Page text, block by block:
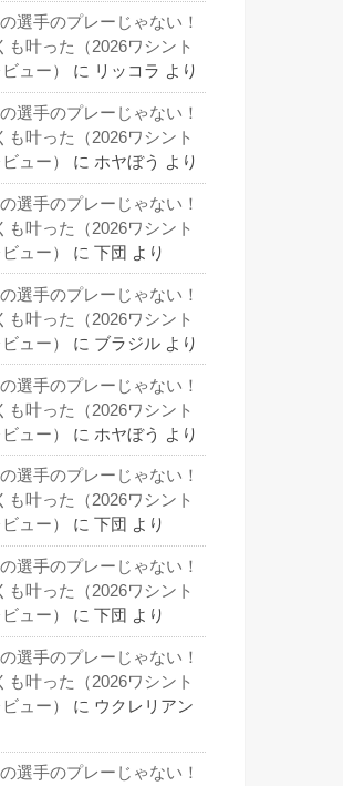
選手のプレーじゃない！
叶った（2026ワシント
ュー）
に リッコラ より
選手のプレーじゃない！
叶った（2026ワシント
ュー）
に ホヤぼう より
選手のプレーじゃない！
叶った（2026ワシント
ュー）
に 下団 より
選手のプレーじゃない！
叶った（2026ワシント
ュー）
に ブラジル より
選手のプレーじゃない！
叶った（2026ワシント
ュー）
に ホヤぼう より
選手のプレーじゃない！
叶った（2026ワシント
ュー）
に 下団 より
選手のプレーじゃない！
叶った（2026ワシント
ュー）
に 下団 より
選手のプレーじゃない！
叶った（2026ワシント
ュー）
に ウクレリアン
選手のプレーじゃない！